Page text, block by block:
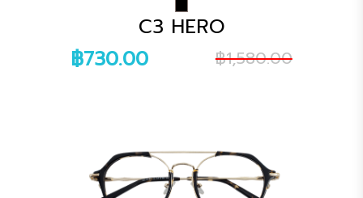
C3 HERO
฿730.00
฿1,580.00